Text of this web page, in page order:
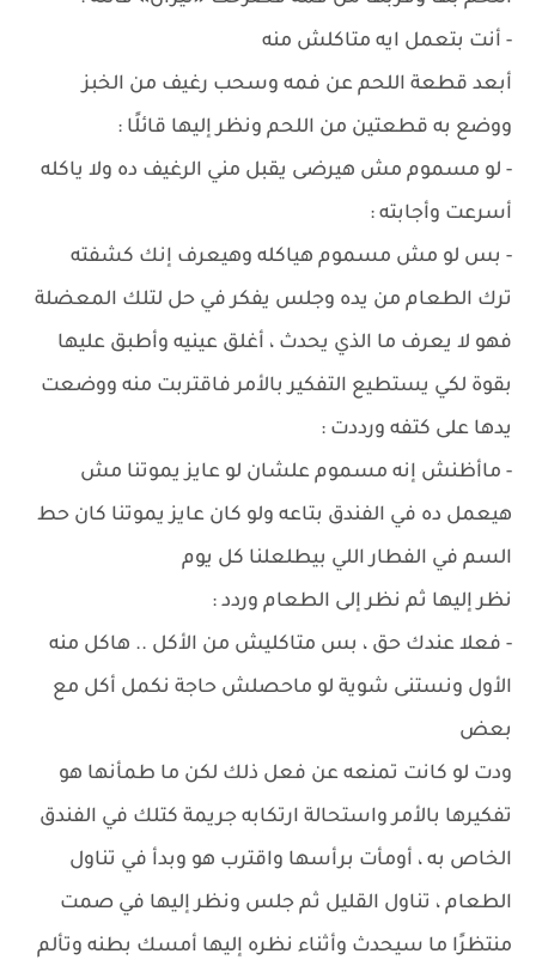
- أنت بتعمل ايه متاكلش منه
أبعد قطعة اللحم عن فمه وسحب رغيف من الخبز
ووضع به قطعتين من اللحم ونظر إليها قائلًا :
- لو مسموم مش هيرضى يقبل مني الرغيف ده ولا ياكله
أسرعت وأجابته :
- بس لو مش مسموم هياكله وهيعرف إنك كشفته
ترك الطعام من يده وجلس يفكر في حل لتلك المعضلة
فهو لا يعرف ما الذي يحدث ، أغلق عينيه وأطبق عليها
بقوة لكي يستطيع التفكير بالأمر فاقتربت منه ووضعت
يدها على كتفه ورددت :
- ماأظنش إنه مسموم علشان لو عايز يموتنا مش
هيعمل ده في الفندق بتاعه ولو كان عايز يموتنا كان حط
السم في الفطار اللي بيطلعلنا كل يوم
نظر إليها ثم نظر إلى الطعام وردد :
- فعلا عندك حق ، بس متاكليش من الأكل .. هاكل منه
الأول ونستنى شوية لو ماحصلش حاجة نكمل أكل مع
بعض
ودت لو كانت تمنعه عن فعل ذلك لكن ما طمأنها هو
تفكيرها بالأمر واستحالة ارتكابه جريمة كتلك في الفندق
الخاص به ، أومأت برأسها واقترب هو وبدأ في تناول
الطعام ، تناول القليل ثم جلس ونظر إليها في صمت
منتظرًا ما سيحدث وأثناء نظره إليها أمسك بطنه وتألم